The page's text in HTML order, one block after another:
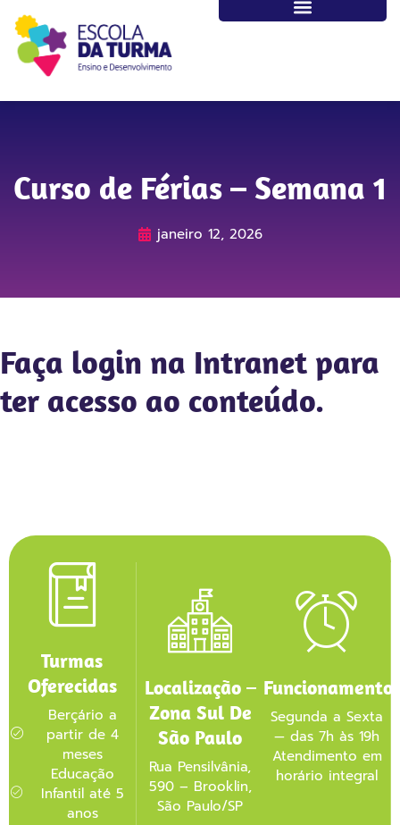
Curso de Férias – Semana 1
janeiro 12, 2026
Faça login na Intranet para
ter acesso ao conteúdo.
Turmas
Oferecidas
Berçário a
partir de 4
meses
Educação
Infantil até 5
anos
Localização –
Zona Sul De
São Paulo
Rua Pensilvânia,
590 – Brooklin,
São Paulo/SP
Funcionamento
Segunda a Sexta
— das 7h às 19h
Atendimento em
horário integral